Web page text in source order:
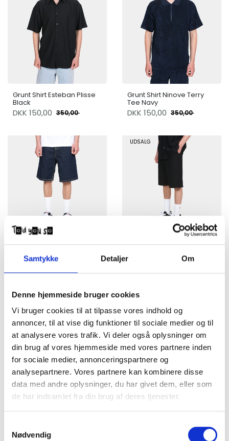
Samtykke Detaljer Om
Denne hjemmeside bruger cookies
Vi bruger cookies til at tilpasse vores indhold og
annoncer, til at vise dig funktioner til sociale medier og til
at analysere vores trafik. Vi deler også oplysninger om
din brug af vores hjemmeside med vores partnere inden
for sociale medier, annonceringspartnere og
analysepartnere. Vores partnere kan kombinere disse
data med andre oplysninger, du har givet dem, eller som
de har indsamlet fra din brug af deres tjenester.
Nødvendig
Grunt Shirt Esteban Plisse
Black
DKK 150,00 350,00
Grunt Shirt Ninove Terry
Tee Navy
DKK 150,00 350,00
Grunt Shorts Hamon 2514-
302 Raw Blue
DKK 350,00
UDSALG
Grunt Shorts Hein Plisse
300,00
UDSALG
DKK150,00300,00
Grunt Jeans Hamon 2244-
105 Raw Blue
DKK 450,00